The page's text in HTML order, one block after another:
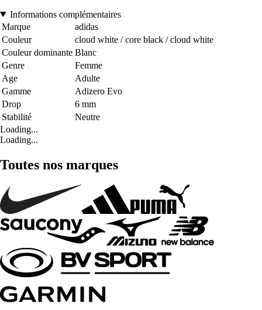
Informations complémentaires
Marque
adidas
Couleur
cloud white / core black / cloud white
Couleur dominante Blanc
Genre
Femme
Age
Adulte
Gamme
Adizero Evo
Drop
6 mm
Stabilité
Neutre
Loading...
Loading...
Toutes nos marques